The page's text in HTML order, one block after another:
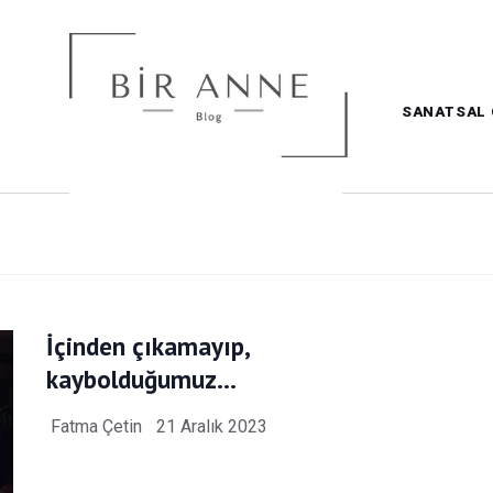
SANATSAL
İçinden çıkamayıp,
kaybolduğumuz…
Fatma Çetin 21 Aralık 2023